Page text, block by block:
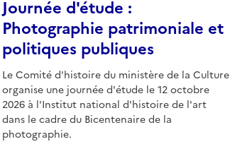
Journée d'étude :
Photographie patrimoniale et
politiques publiques
Le Comité d'histoire du ministère de la Culture
organise une journée d'étude le 12 octobre
2026 à l'Institut national d'histoire de l'art
dans le cadre du Bicentenaire de la
photographie.